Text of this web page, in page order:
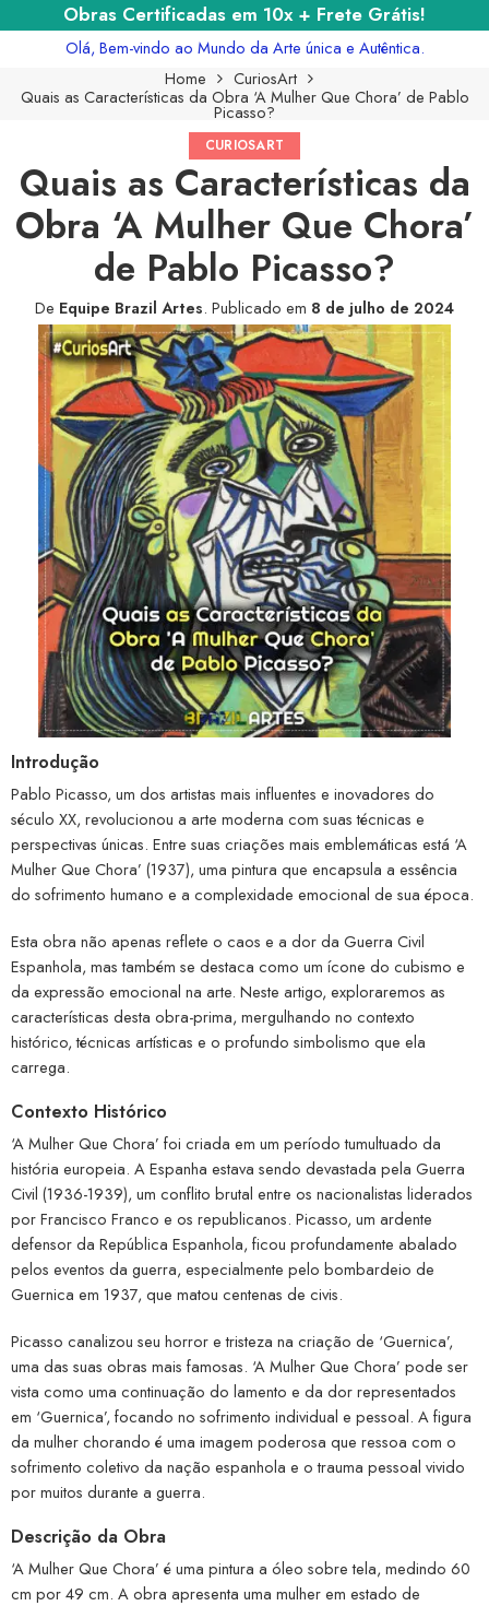
Obras Certificadas em 10x + Frete Grátis!
Olá, Bem-vindo ao Mundo da Arte única e Autêntica.
Home
CuriosArt
Quais as Características da Obra ‘A Mulher Que Chora’ de Pablo
Picasso?
CURIOSART
Quais as Características da
Obra ‘A Mulher Que Chora’
de Pablo Picasso?
De Equipe Brazil Artes. Publicado em 8 de julho de 2024
Introdução
Pablo Picasso, um dos artistas mais influentes e inovadores do
século XX, revolucionou a arte moderna com suas técnicas e
perspectivas únicas. Entre suas criações mais emblemáticas está ‘A
Mulher Que Chora’ (1937), uma pintura que encapsula a essência
do sofrimento humano e a complexidade emocional de sua época.
Esta obra não apenas reflete o caos e a dor da Guerra Civil
Espanhola, mas também se destaca como um ícone do cubismo e
da expressão emocional na arte. Neste artigo, exploraremos as
características desta obra-prima, mergulhando no contexto
histórico, técnicas artísticas e o profundo simbolismo que ela
carrega.
Contexto Histórico
‘A Mulher Que Chora’ foi criada em um período tumultuado da
história europeia. A Espanha estava sendo devastada pela Guerra
Civil (1936-1939), um conflito brutal entre os nacionalistas liderados
por Francisco Franco e os republicanos. Picasso, um ardente
defensor da República Espanhola, ficou profundamente abalado
pelos eventos da guerra, especialmente pelo bombardeio de
Guernica em 1937, que matou centenas de civis.
Picasso canalizou seu horror e tristeza na criação de ‘Guernica’,
uma das suas obras mais famosas. ‘A Mulher Que Chora’ pode ser
vista como uma continuação do lamento e da dor representados
em ‘Guernica’, focando no sofrimento individual e pessoal. A figura
da mulher chorando é uma imagem poderosa que ressoa com o
sofrimento coletivo da nação espanhola e o trauma pessoal vivido
por muitos durante a guerra.
Descrição da Obra
‘A Mulher Que Chora’ é uma pintura a óleo sobre tela, medindo 60
cm por 49 cm. A obra apresenta uma mulher em estado de